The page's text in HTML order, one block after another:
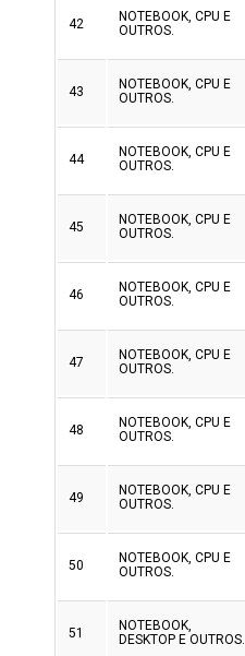
42
NOTEBOOK, CPU E
OUTROS.
43
NOTEBOOK, CPU E
OUTROS.
44
NOTEBOOK, CPU E
OUTROS.
45
NOTEBOOK, CPU E
OUTROS.
46
NOTEBOOK, CPU E
OUTROS.
47
NOTEBOOK, CPU E
OUTROS.
48
NOTEBOOK, CPU E
OUTROS.
49
NOTEBOOK, CPU E
OUTROS.
50
NOTEBOOK, CPU E
OUTROS.
51
NOTEBOOK,
DESKTOP E OUTROS.